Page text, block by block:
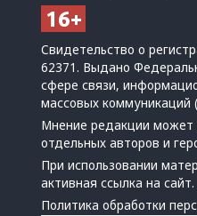
Свидетельство о
62371. Выдано
сфере связи,
массовых коммуникаций
Мнение редакции может
отдельных авторов и
При использовании
активная ссылка на сайт.
Политика обработки